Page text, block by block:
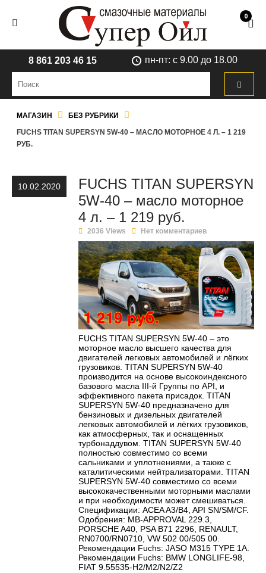
0
8 861 203 46 15 пн-пт: с 9.00 до 18.00
МАГАЗИН
БЕЗ РУБРИКИ
FUCHS TITAN SUPERSYN 5W-40 – МАСЛО МОТОРНОЕ 4 Л. – 1 219
РУБ.
10.02.2020
FUCHS TITAN SUPERSYN
5W-40 – масло моторное
4 л. – 1 219 руб.
2036 Views Нет комментариев
FUCHS TITAN SUPERSYN 5W-40 – это
моторное масло высшего качества для
двигателей легковых автомобилей и лёгких
грузовиков. TITAN SUPERSYN 5W-40
производится на основе высокоиндексного
базового масла III-й Группы по API, и
эффективного пакета присадок. TITAN
SUPERSYN 5W-40 предназначено для
бензиновых и дизельных двигателей
легковых автомобилей и лёгких грузовиков,
как атмосферных, так и оснащенных
турбонаддувом. TITAN SUPERSYN 5W-40
полностью совместимо со всеми
сальниками и уплотнениями, а также с
каталитическими нейтрализаторами. TITAN
SUPERSYN 5W-40 совместимо со всеми
высококачественными моторными маслами
и при необходимости может смешиваться.
Спецификации: ACEA A3/B4, API SN/SM/CF.
Одобрения: MB-APPROVAL 229.3,
PORSCHE A40, PSA B71 2296, RENAULT,
RN0700/RN0710, VW 502 00/505 00.
Рекомендации Fuchs: JASO M315 TYPE 1A.
Рекомендации Fuchs: BMW LONGLIFE-98,
FIAT 9.55535-H2/M2/N2/Z2